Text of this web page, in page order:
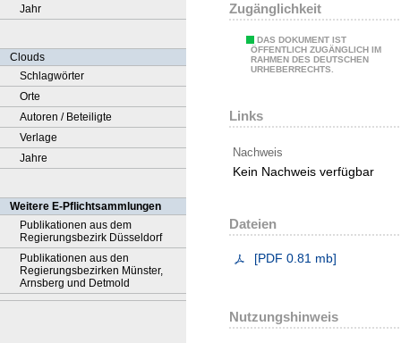
Jahr
Clouds
Schlagwörter
Orte
Autoren / Beteiligte
Verlage
Jahre
Weitere E-Pflichtsammlungen
Publikationen aus dem
Regierungsbezirk Düsseldorf
Publikationen aus den
Regierungsbezirken Münster,
Arnsberg und Detmold
Zugänglichkeit
DAS DOKUMENT IST
ÖFFENTLICH ZUGÄNGLICH IM
RAHMEN DES DEUTSCHEN
URHEBERRECHTS.
Links
Nachweis
Kein Nachweis verfügbar
Dateien
[PDF 0.81 mb]
Nutzungshinweis